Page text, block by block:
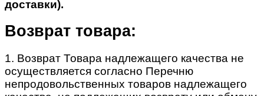
доставки).
Возврат товара:
1. Возврат Товара надлежащего качества не
осуществляется согласно Перечню
непродовольственных товаров надлежащего